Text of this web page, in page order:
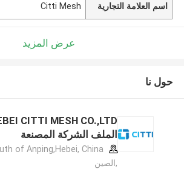
اسم العلامة التجارية Citti Mesh
عرض المزيد
حول نا
CITTI MESH CO.,LTD
الملف الشركة المصنعة
,الصين